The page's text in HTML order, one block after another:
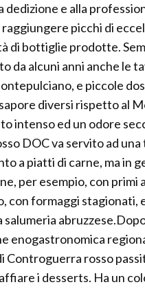
e alla
picchi di
di bottiglie prodotte.
da alcuni anni anche le
e piccole
diversi rispetto al
intenso ed un odore
DOC va servito ad
a piatti di carne, ma in
per esempio, con primi
con formaggi
salumeria
enogastronomica
Controguerra rosso
i desserts. Ha un